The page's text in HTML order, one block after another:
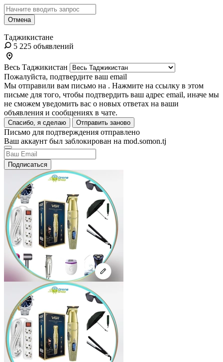
Отмена
Таджикистане
5 225 объявлений
Весь Таджикистан
Пожалуйста, подтвердите ваш email
Мы отправили вам письмо на . Нажмите на ссылку в этом
письме для того, чтобы подтвердить ваш адрес email, иначе мы
не сможем уведомить вас о новых ответах на ваши
объявления и сообщениях в чате.
Спасибо, я сделаю Отправить заново
Письмо для подтверждения отправлено
Ваш аккаунт был заблокирован на mod.somon.tj
Подписаться